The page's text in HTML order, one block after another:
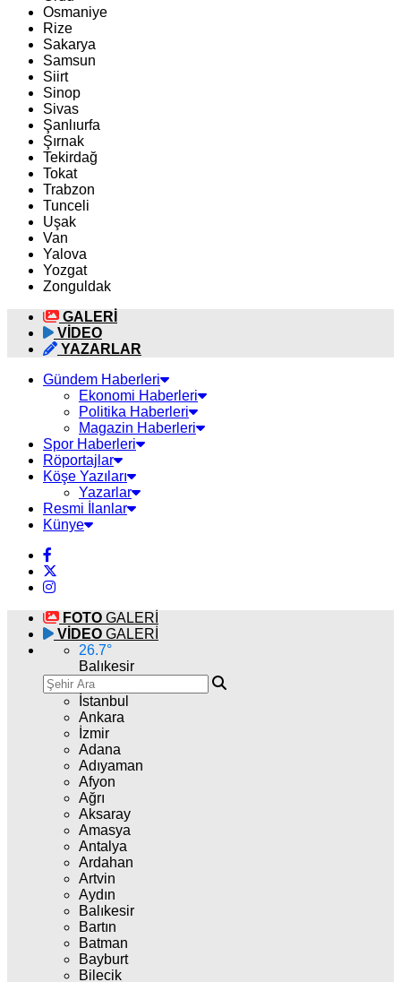
Osmaniye
Rize
Sakarya
Samsun
Siirt
Sinop
Sivas
Şanlıurfa
Şırnak
Tekirdağ
Tokat
Trabzon
Tunceli
Uşak
Van
Yalova
Yozgat
Zonguldak
GALERİ
VİDEO
YAZARLAR
Gündem Haberleri
Ekonomi Haberleri
Politika Haberleri
Magazin Haberleri
Spor Haberleri
Röportajlar
Köşe Yazıları
Yazarlar
Resmi İlanlar
Künye
FOTO GALERİ
VİDEO GALERİ
26.7°
Balıkesir
İstanbul
Ankara
İzmir
Adana
Adıyaman
Afyon
Ağrı
Aksaray
Amasya
Antalya
Ardahan
Artvin
Aydın
Balıkesir
Bartın
Batman
Bayburt
Bilecik